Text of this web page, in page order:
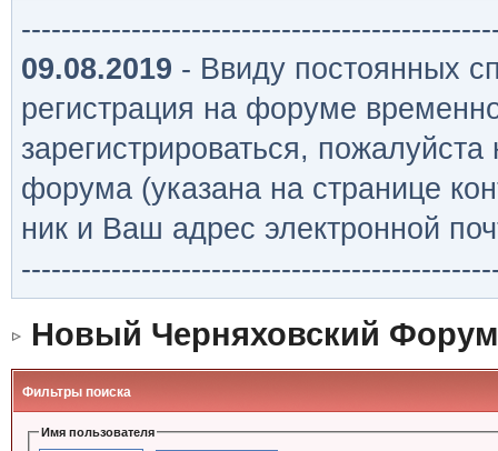
09.08.2019 - Ввиду постоянных
регистрация на форуме
зарегистрироваться,
форума (указана на странице
ник и Ваш адрес электронной
Новый Черняховский Форум
Фильтры поиска
Имя пользователя